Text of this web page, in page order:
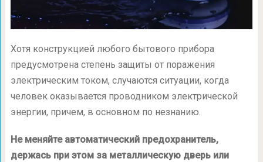
Хотя конструкцией любого бытового прибора
предусмотрена степень защиты от поражения
электрическим током, случаются ситуации, когда
человек оказывается проводником электрической
энергии, причем, в основном по незнанию.
Не меняйте автоматический предохранитель,
держась при этом за металлическую дверь или